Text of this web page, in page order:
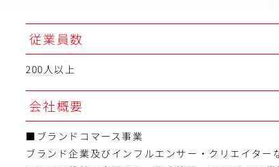
従業員数
200人以上
会社概要
■ブランドコマース事業
ブランド企業及びインフルエンサー・クリエイタ